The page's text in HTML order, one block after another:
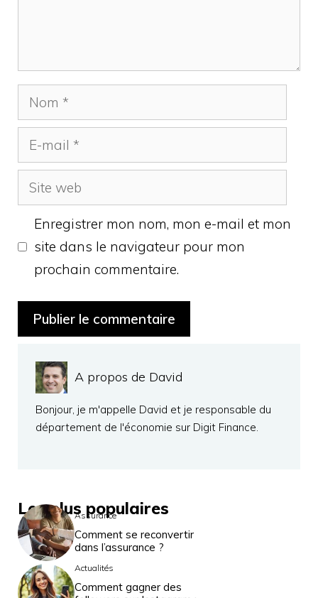
Nom
mail
Site
web
Enregistrer mon nom, mon e-mail et mon
site dans le navigateur pour mon
prochain commentaire.
A propos de David
Bonjour, je m'appelle David et je responsable du
département de l'économie sur Digit Finance.
Les plus populaires
Assurance
Comment se reconvertir
dans l’assurance ?
Actualités
Comment gagner des